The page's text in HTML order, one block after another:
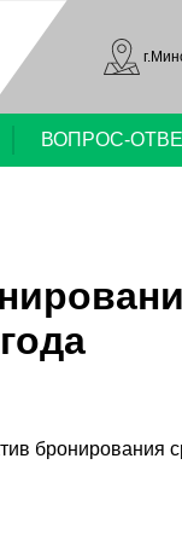
ВОПРОС-
бронирования